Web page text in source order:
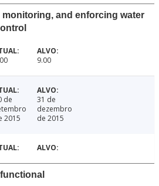
monitoring, and enforcing water
9.00
de
2015
31 de
dezembro
de 2015